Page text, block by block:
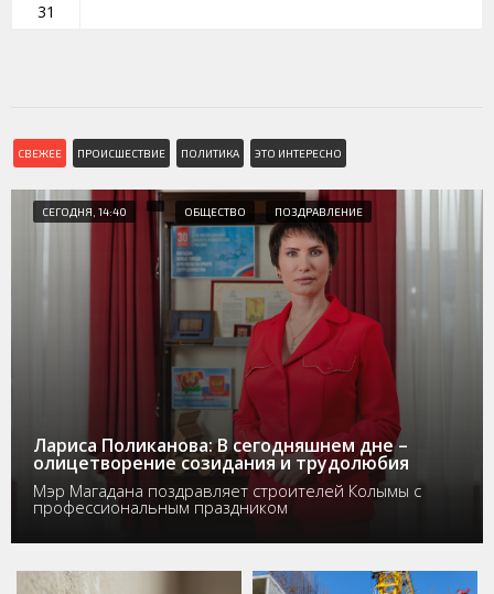
31
СВЕЖЕЕ ПРОИСШЕСТВИЕ ПОЛИТИКА ЭТО ИНТЕРЕСНО
СЕГОДНЯ, 14:40 ОБЩЕСТВО ПОЗДРАВЛЕНИЕ
Лариса Поликанова: В сегодняшнем дне –
олицетворение созидания и трудолюбия
Мэр Магадана поздравляет строителей Колымы с
профессиональным праздником